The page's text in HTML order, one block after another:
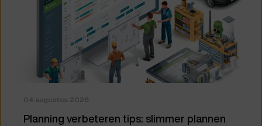
04 augustus 2026
Planning verbeteren tips: slimmer plannen